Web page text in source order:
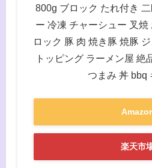
800g ブロック たれ付き
ー 冷凍 チャーシュー 叉
ロック 豚 肉 焼き豚 焼豚
トッピング ラーメン屋 絶
つまみ 丼 bbq
楽天市